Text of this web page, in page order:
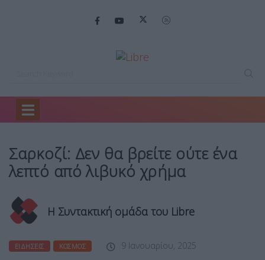
Home
Σαρκοζί: Δεν θα βρείτε ούτε ένα
λεπτό από λιβυκό χρήμα
Η Συντακτική ομάδα του Libre
ΕΙΔΉΣΕΙΣ ΚΌΣΜΟΣ 9 Ιανουαρίου, 2025